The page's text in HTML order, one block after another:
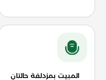
المبيت بمزدلفة حالتان